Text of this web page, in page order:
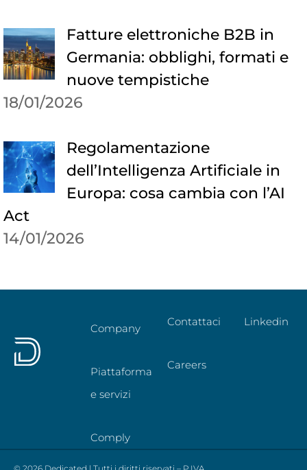
Fatture elettroniche B2B in
Germania: obblighi, formati e
nuove tempistiche
18/01/2026
Regolamentazione
dell’Intelligenza Artificiale in
Europa: cosa cambia con l’AI
Act
14/01/2026
Company
Piattaforma
e servizi
Comply
Contattaci
Careers
Linkedin